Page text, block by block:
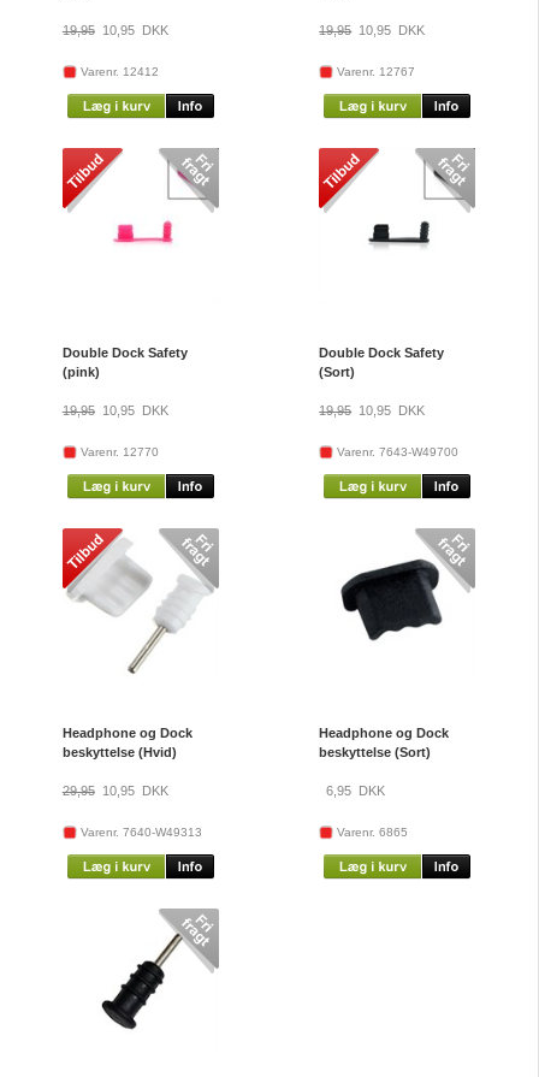
19,95 10,95DKK
Varenr. 12412
19,95 10,95 DKK
Varenr. 12767
Double Dock Safety
(pink)
19,95 10,95DKK
Varenr. 12770
Double Dock Safety
(Sort)
19,95 10,95 DKK
Varenr. 7643-W49700
Headphone og Dock
beskyttelse (Hvid)
29,95 10,95DKK
Varenr. 7640-W49313
Headphone og Dock
beskyttelse (Sort)
6,95 DKK
Varenr. 6865